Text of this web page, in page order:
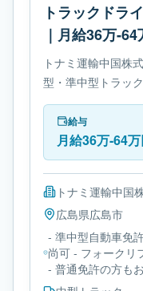
トラックドラ
｜月給36万-64
トナミ運輸中国株
型・準中型トラッ
中型トラックです
す。必要免許は-
給与
月給36万-64
トナミ運輸中国
広島県広島市
- 準中型自動車免
尚可 - フォークリ
- 普通免許の方も